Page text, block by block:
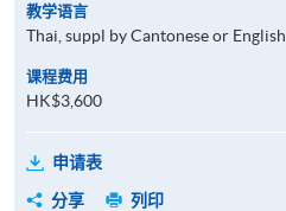
教学语言
Thai, suppl by Cantonese or English
课程费用
HK$3,600
申请表
分享
列印